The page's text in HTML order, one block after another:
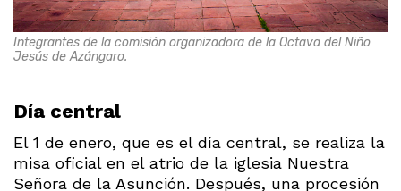
Integrantes de la comisión organizadora de la Octava del Niño
Jesús de Azángaro.
Día central
El 1 de enero, que es el día central, se realiza la
misa oficial en el atrio de la iglesia Nuestra
Señora de la Asunción. Después, una procesión